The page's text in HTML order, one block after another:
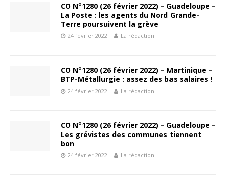
CO N°1280 (26 février 2022) – Guadeloupe –
La Poste : les agents du Nord Grande-
Terre poursuivent la grève
24 février 2022 La rédaction
CO N°1280 (26 février 2022) – Martinique –
BTP-Métallurgie : assez des bas salaires !
24 février 2022 La rédaction
CO N°1280 (26 février 2022) – Guadeloupe –
Les grévistes des communes tiennent
bon
24 février 2022 La rédaction